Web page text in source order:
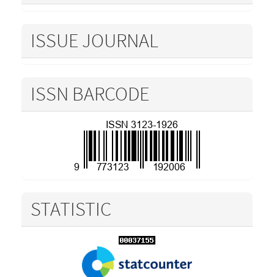
ISSUE JOURNAL
ISSN BARCODE
STATISTIC